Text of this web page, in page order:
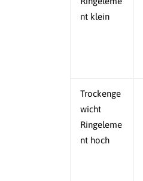
nt klein
Trockenge
wicht
Ringeleme
nt hoch